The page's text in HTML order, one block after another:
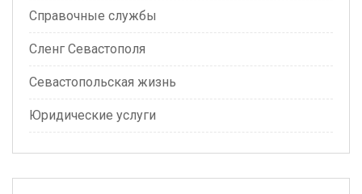
Справочные службы
Сленг Севастополя
Севастопольская жизнь
Юридические услуги